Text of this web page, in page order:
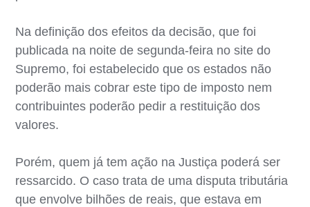
Na definição dos efeitos da decisão, que foi
publicada na noite de segunda-feira no site do
Supremo, foi estabelecido que os estados não
poderão mais cobrar este tipo de imposto nem
contribuintes poderão pedir a restituição dos
valores.
Porém, quem já tem ação na Justiça poderá ser
ressarcido. O caso trata de uma disputa tributária
que envolve bilhões de reais, que estava em